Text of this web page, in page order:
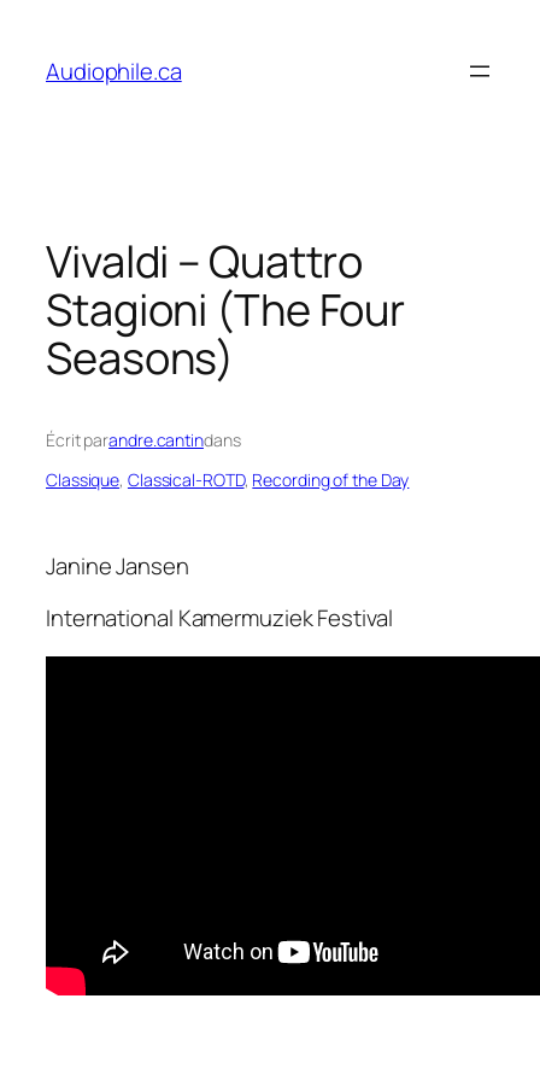
content
Audiophile.ca
Vivaldi – Quattro
Stagioni (The Four
Seasons)
Écrit parandre.cantindans
Classique, Classical-ROTD, Recording of the Day
Janine Jansen
International Kamermuziek Festival